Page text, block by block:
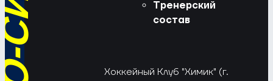
Тренерский
состав
Хоккейный Клуб "Химик" (г.